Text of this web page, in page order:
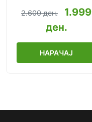
дисплеј (инстант
топла вода)
2.600 ден.
1.999
ден.
НАРАЧАЈ